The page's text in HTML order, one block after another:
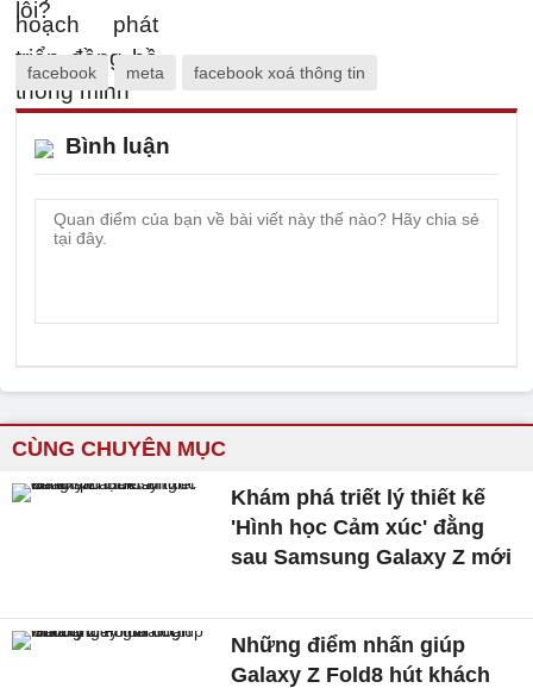
facebook meta facebook xoá thông tin
Bình luận
CÙNG CHUYÊN MỤC
Khám phá triết lý thiết kế
'Hình học Cảm xúc' đằng
sau Samsung Galaxy Z mới
Những điểm nhấn giúp
Galaxy Z Fold8 hút khách